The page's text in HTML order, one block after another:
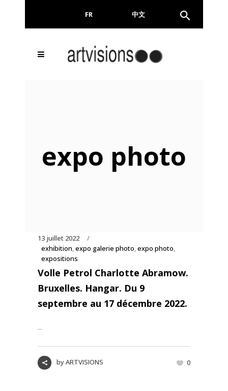
FR 中文
expo photo
13 juillet 2022
exhibition,expo galerie photo,expo photo,
expositions
Volle Petrol Charlotte Abramow.
Bruxelles. Hangar. Du 9
septembre au 17 décembre 2022.
...
byARTVISIONS 0
En continuant, vous acceptez de nous communiquer
votre adresse email pour l’envoi de la Newsletter. En